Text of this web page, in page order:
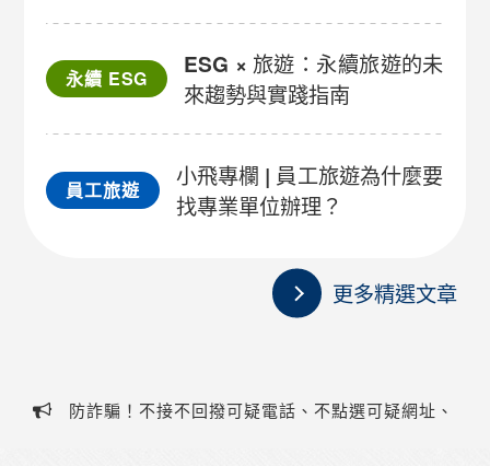
永續 ESG
ESG × 旅遊：永續旅遊的未
來趨勢與實踐指南
員工旅遊
小飛專欄 | 員工旅遊為什麼要
找專業單位辦理？
更多精選文章
防詐騙！不接不回撥可疑電話、不點選可疑網址、